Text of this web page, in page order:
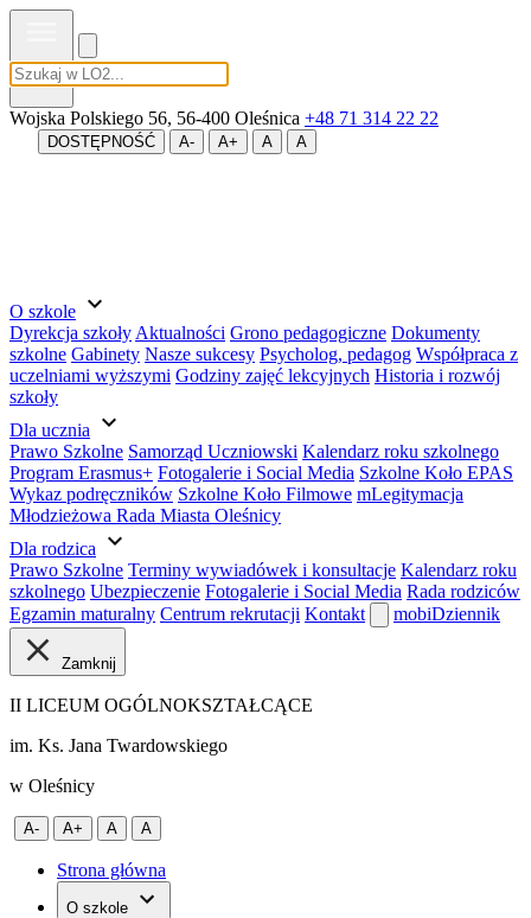
MENU
Wojska Polskiego 56, 56-400 Oleśnica +48 71 314 22 22
DOSTĘPNOŚĆ A- A+ A A
O szkole expand_more
Dyrekcja szkoły Aktualności Grono pedagogiczne Dokumenty
szkolne Gabinety Nasze sukcesy Psycholog, pedagog Współpraca z
uczelniami wyższymi Godziny zajęć lekcyjnych Historia i rozwój
szkoły
Dla ucznia
expand_more
Prawo Szkolne Samorząd Uczniowski Kalendarz roku szkolnego
Program Erasmus+ Fotogalerie i Social Media Szkolne Koło EPAS
Wykaz podręczników Szkolne Koło Filmowe mLegitymacja
Młodzieżowa Rada Miasta Oleśnicy
Dla rodzica
expand_more
Prawo Szkolne Terminy wywiadówek i konsultacje Kalendarz roku
szkolnego Ubezpieczenie Fotogalerie i Social Media Rada rodziców
Egzamin maturalny Centrum rekrutacji Kontakt mobiDziennik
Zamknij
II LICEUM OGÓLNOKSZTAŁCĄCE
im. Ks. Jana Twardowskiego
w Oleśnicy
A- A+ A A
Strona główna
O szkole